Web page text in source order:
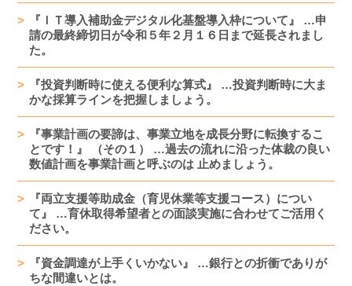
『ＩＴ導入補助金デジタル化基盤導入枠について』 …申
請の最終締切日が令和５年２月１６日まで延長されまし
た。
『投資判断時に使える便利な算式』 …投資判断時に大ま
かな採算ラインを把握しましょう。
『事業計画の要諦は、事業立地を成長分野に転換するこ
とです！』 （その１） …過去の流れに沿った体裁の良い
数値計画を事業計画と呼ぶのは 止めましょう。
『両立支援等助成金（育児休業等支援コース）につい
て』 …育休取得希望者との面談実施に合わせてご活用く
ださい。
『資金調達が上手くいかない』 …銀行との折衝でありが
ちな間違いとは。